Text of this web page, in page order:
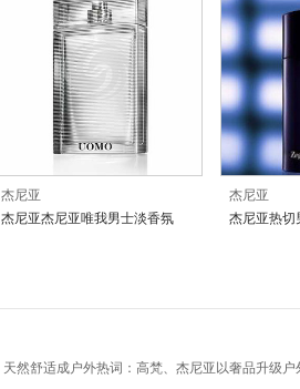
杰尼亚
杰尼亚杰尼亚唯我男士淡香氛
杰尼亚
杰尼亚热切
天然舒适成户外热词：高梵、杰尼亚以奢品升级户